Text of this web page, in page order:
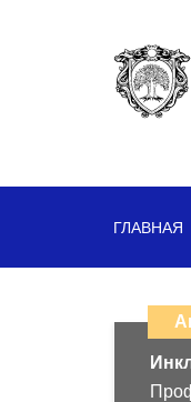
ГЛАВНАЯ